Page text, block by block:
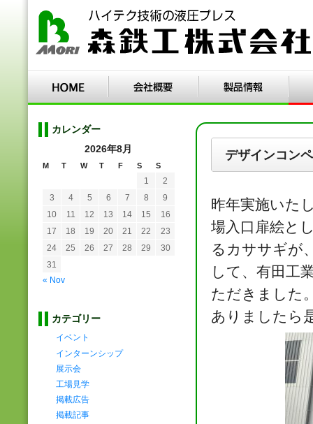
デザインコン
昨年実施いた
場入口扉絵と
るカササギが
して、有田工
ただきました
ありましたら
カレンダー
2026年8月
M T W T F S S
« Nov
1
2
3
4 5 6 7 8
9
10
11 12 13 14 15
16
17
18 19 20 21 22
23
24
25 26 27 28 29
30
31
カテゴリー
イベント
インターンシップ
展示会
工場見学
掲載広告
掲載記事